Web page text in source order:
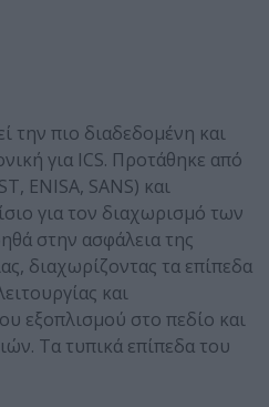
την πιο διαδεδομένη και
για ICS. Προτάθηκε από
ENISA, SANS) και
για τον διαχωρισμό των
στην ασφάλεια της
διαχωρίζοντας τα επίπεδα
και
εξοπλισμού στο πεδίο και
Τα τυπικά επίπεδα του